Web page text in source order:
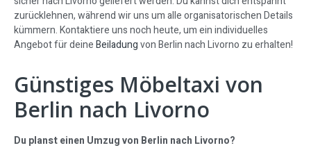
zurücklehnen, während wir uns um alle organisatorischen Details
kümmern. Kontaktiere uns noch heute, um ein individuelles
Angebot für deineBeiladungvon Berlin nach Livorno zu erhalten!
Günstiges Möbeltaxi von
Berlin nach Livorno
Du planst einen Umzug von Berlin nach Livorno?